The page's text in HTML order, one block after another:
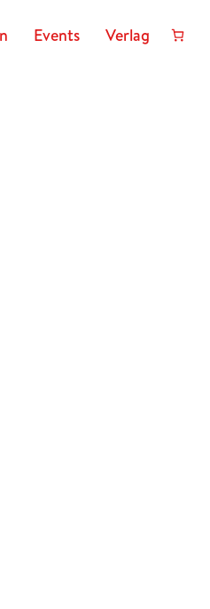
Events Verlag